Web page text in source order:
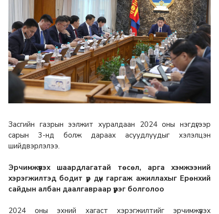
Засгийн газрын ээлжит хуралдаан 2024 оны нэгдүгээр
сарын 3-нд болж дараах асуудлуудыг хэлэлцэн
шийдвэрлэлээ.
Эрчимжүүлэх шаардлагатай төсөл, арга хэмжээний
хэрэгжилтэд бодит үр дүн гаргаж ажиллахыг Ерөнхий
сайдын албан даалгавраар үүрэг болголоо
2024 оны эхний хагаст хэрэгжилтийг эрчимжүүлэх